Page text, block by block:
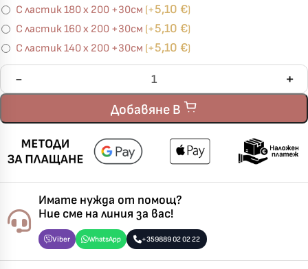
С ластик 180 х 200 +30см (+5,10 €)
С ластик 160 х 200 +30см (+5,10 €)
С ластик 140 х 200 +30см (+5,10 €)
Добавяне В
Имате нужда от помощ?
Ние сме на линия за вас!
Viber WhatsApp +359889 02 02 22